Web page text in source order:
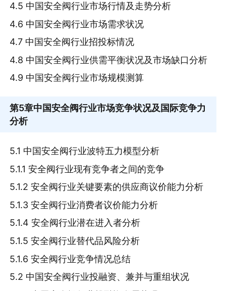
4.5 中国安全阀行业市场行情及走势分析
4.6 中国安全阀行业市场需求状况
4.7 中国安全阀行业招投标情况
4.8 中国安全阀行业供需平衡状况及市场缺口分析
4.9 中国安全阀行业市场规模测算
第5章中国安全阀行业市场竞争状况及国际竞争力
分析
5.1 中国安全阀行业波特五力模型分析
5.1.1 安全阀行业现有竞争者之间的竞争
5.1.2 安全阀行业关键要素的供应商议价能力分析
5.1.3 安全阀行业消费者议价能力分析
5.1.4 安全阀行业潜在进入者分析
5.1.5 安全阀行业替代品风险分析
5.1.6 安全阀行业竞争情况总结
5.2 中国安全阀行业投融资、兼并与重组状况